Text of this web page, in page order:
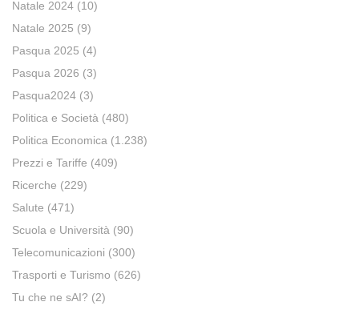
Natale 2024 (10)
Natale 2025 (9)
Pasqua 2025 (4)
Pasqua 2026 (3)
Pasqua2024 (3)
Politica e Società (480)
Politica Economica (1.238)
Prezzi e Tariffe (409)
Ricerche (229)
Salute (471)
Scuola e Università (90)
Telecomunicazioni (300)
Trasporti e Turismo (626)
Tu che ne sAI? (2)